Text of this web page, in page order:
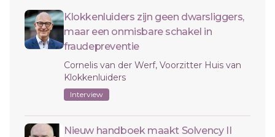
Klokkenluiders zijn geen dwarsliggers,
maar een onmisbare schakel in
fraudepreventie
Cornelis van der Werf, Voorzitter Huis van
Klokkenluiders
Interview
Nieuw handboek maakt Solvency II